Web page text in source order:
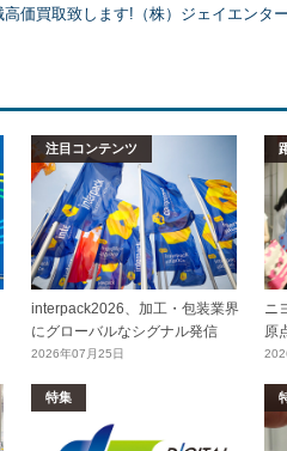
高価買取致します!（株）ジェイエンタ
注目コンテンツ
interpack2026、加工・包装業界
にグローバルなシグナル発信
2026年07月25日
ニ
原
特集